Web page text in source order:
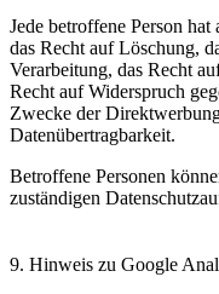
Jede betroffene Person
das Recht auf Löschung,
Verarbeitung, das Recht
Recht auf Widerspruch
Zwecke der
Datenübertragbarkeit.
Betroffene Personen
zuständigen
9. Hinweis zu Google